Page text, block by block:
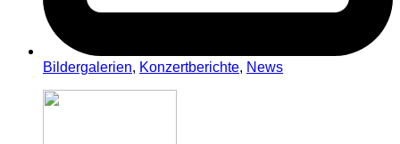
Bildergalerien, Konzertberichte, News